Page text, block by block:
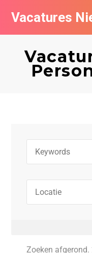
Vacatures
Zoeken afgerond.
Vacatures per bedrijf